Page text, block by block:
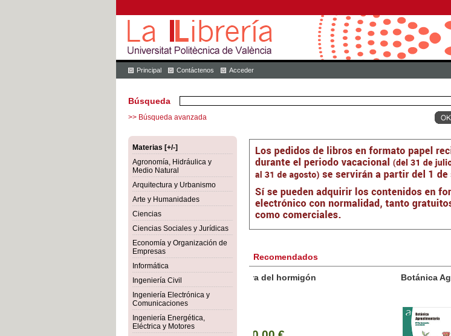
Principal Contáctenos Acceder
Búsqueda
>> Búsqueda avanzada
Materias [+/-]
Agronomía, Hidráulica y
Medio Natural
Arquitectura y Urbanismo
Arte y Humanidades
Ciencias
Ciencias Sociales y Jurídicas
Economía y Organización de
Empresas
Informática
Ingeniería Civil
Ingeniería Electrónica y
Comunicaciones
Ingeniería Energética,
Eléctrica y Motores
Recomendados
Botánica Agroalimentaria